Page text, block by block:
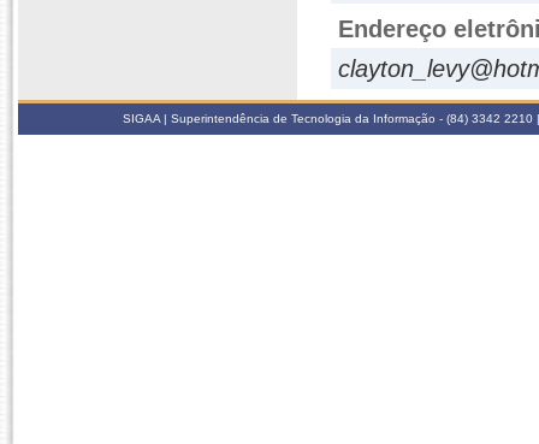
Endereço
SIGAA | Superintendência de Tecnologia da Informação - (84) 3342